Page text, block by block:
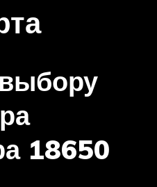
18650